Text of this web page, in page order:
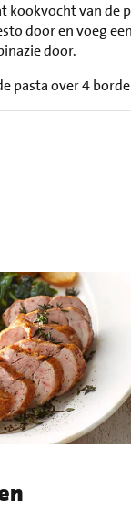
kookvocht van de
door en voeg
door.
pasta over 4